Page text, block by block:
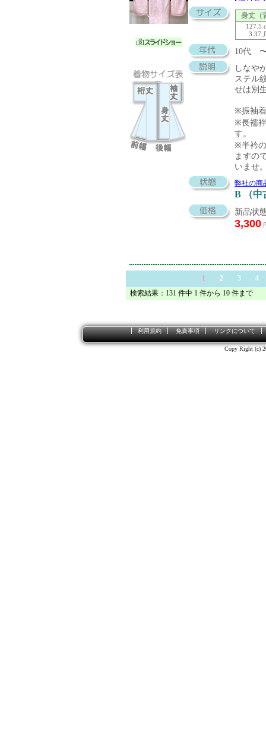
身丈（
127.5
3.37
10代
しなや
ステル
せは別
※振袖
※長襦
す。
※半衿
ますの
いませ
弊社の商
B （中
新品状
3,300
1 2 3
4
検索結果：131 件中 1 件から 10 件まで
利用規約 免責事項 リンクについて
Copy Right (c)